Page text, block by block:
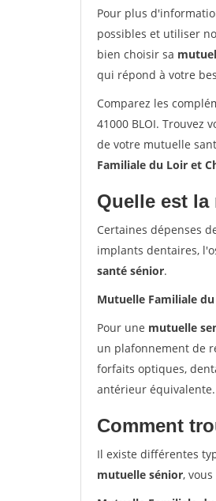
Pour plus
possibles et utiliser
bien choisir sa
qui répond à votre
Comparez les
41000 BLOI. Trouvez
de votre mutuelle
Familiale du Loir et
Quelle est
Certaines dépenses
implants dentaires,
santé sénior.
Mutuelle Familiale
Pour une mutuelle
un plafonnement de
forfaits optiques,
antérieur équivalente.
Comment
Il existe différentes
mutuelle sénior,